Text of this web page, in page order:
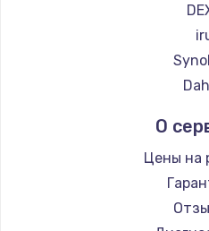
Замена
2500
Замена
1300
О
Цены на